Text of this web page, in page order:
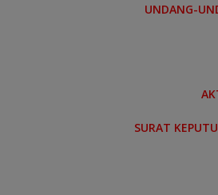
UNDANG-
SURAT